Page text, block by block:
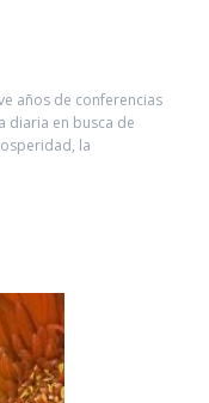
años de conferencias
diaria en busca de
la